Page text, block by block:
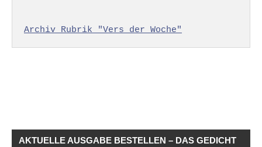
Archiv Rubrik "Vers der Woche"
AKTUELLE AUSGABE BESTELLEN – DAS GEDICHT